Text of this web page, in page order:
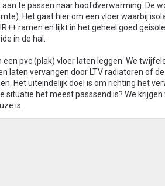
te passen naar hoofdverwarming. De
Het gaat hier om een vloer waarbij
ramen en lijkt in het geheel goed
in de hal.
pvc (plak) vloer laten leggen. We
laten vervangen door LTV radiatoren of
Het uiteindelijk doel is om richting het
situatie het meest passsend is? We
is.